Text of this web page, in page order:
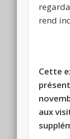
rend
Cette
aux